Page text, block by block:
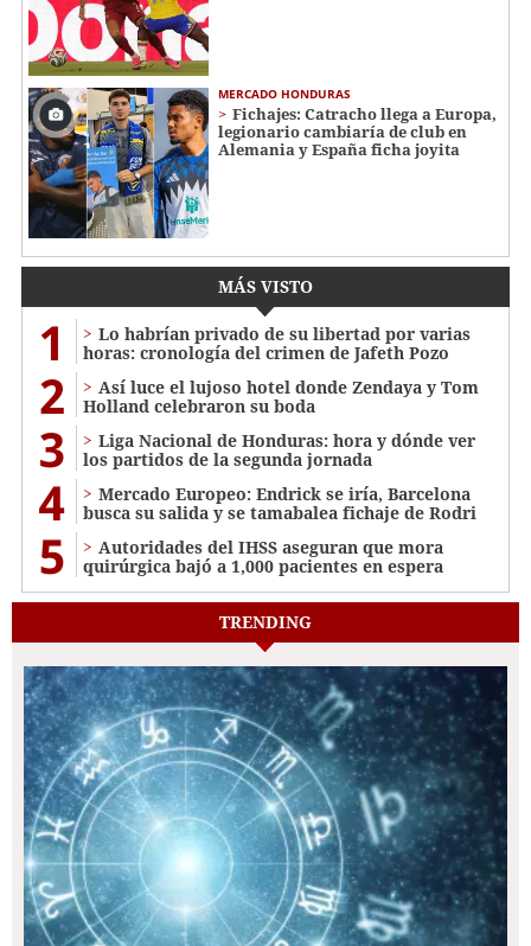
MERCADO HONDURAS
Fichajes: Catracho llega a Europa,
legionario cambiaría de club en
Alemania y España ficha joyita
MÁS VISTO
1
Lo habrían privado de su libertad por varias
horas: cronología del crimen de Jafeth Pozo
2
Así luce el lujoso hotel donde Zendaya y Tom
Holland celebraron su boda
3
Liga Nacional de Honduras: hora y dónde ver
los partidos de la segunda jornada
4
Mercado Europeo: Endrick se iría, Barcelona
busca su salida y se tamabalea fichaje de Rodri
5
Autoridades del IHSS aseguran que mora
quirúrgica bajó a 1,000 pacientes en espera
TRENDING